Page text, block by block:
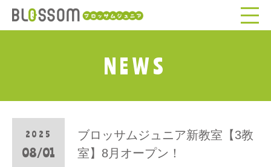
NEWS
2025
08/01
ブロッサムジュニア新教室【3教
室】8月オープン！